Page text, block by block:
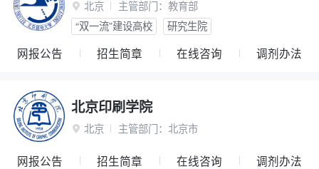
 北京 主管部门： 教育部
“双一流”建设高校
研究生院
网报公告 招生简章 在线咨询 调剂办法
北京印刷学院
 北京 主管部门： 北京市
网报公告 招生简章 在线咨询 调剂办法